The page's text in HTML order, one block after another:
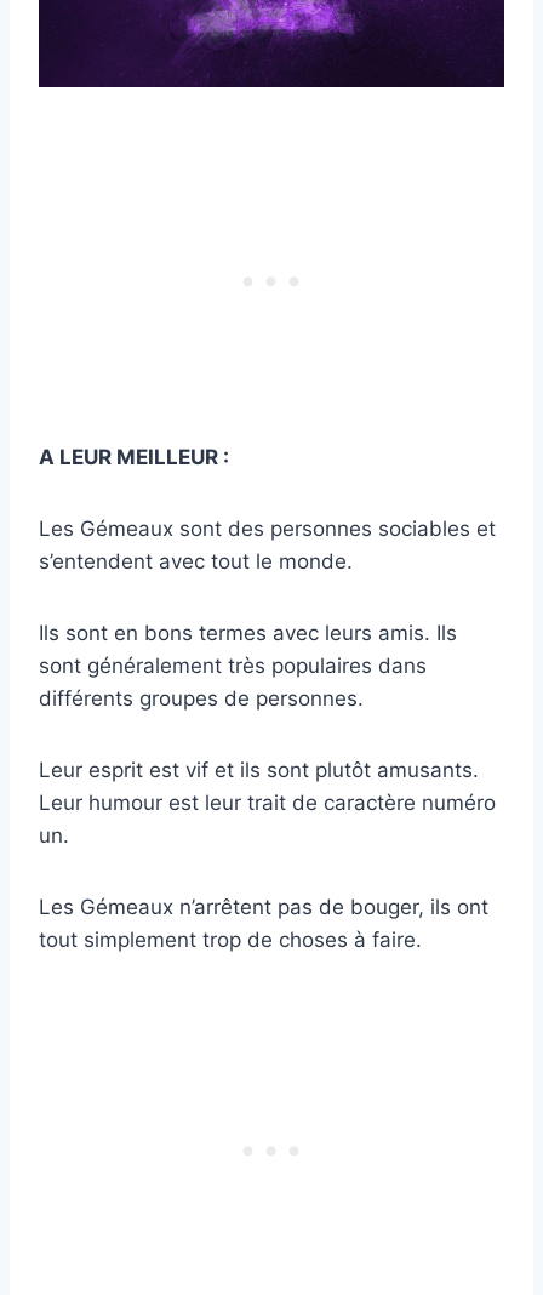
A LEUR MEILLEUR :
Les Gémeaux sont des personnes sociables et
s’entendent avec tout le monde.
Ils sont en bons termes avec leurs amis. Ils
sont généralement très populaires dans
différents groupes de personnes.
Leur esprit est vif et ils sont plutôt amusants.
Leur humour est leur trait de caractère numéro
un.
Les Gémeaux n’arrêtent pas de bouger, ils ont
tout simplement trop de choses à faire.